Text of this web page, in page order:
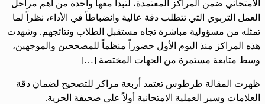
الامتحاني ضمن المراكز المعتمدة، لتبدأ معها واحدة من أهم مراحل
العمل التربوي التي تتطلب دقة عالية وانضباطاً في الأداء، نظراً لما
تمثله من مسؤولية مباشرة تجاه مستقبل الطلاب ونتائجهم. وشهدت
هذه المراكز منذ اليوم الأول حضوراً منظماً للمصححين والموجهين،
وسط متابعة مستمرة من الجهات المختصة […]
ظهرت المقالة طرطوس تعتمد أربعة مراكز للتصحيح لضمان دقة
العلامات وسير العملية الامتحانية أولاً على صحيفة الحرية.